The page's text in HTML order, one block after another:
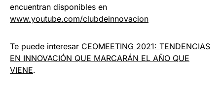
encuentran disponibles en
www.youtube.com/clubdeinnovacion
Te puede interesar CEOMEETING 2021: TENDENCIAS
EN INNOVACIÓN QUE MARCARÁN EL AÑO QUE
VIENE.